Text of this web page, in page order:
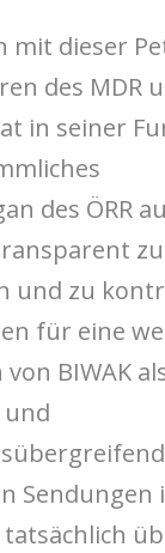
mit dieser
des MDR
in seiner
des ÖRR
zu
und zu
für eine
BIWAK
Sendungen